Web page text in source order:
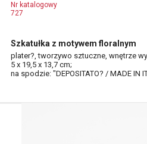
Nr katalogowy
727
Szkatułka z motywem floralnym
plater?, tworzywo sztuczne, wnętrze
5 x 19,5 x 13,7 cm;
na spodzie: "DEPOSITATO? / MADE IN